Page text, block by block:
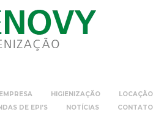
HIGIENIZAÇÃO
LOCAÇÃO
DE EPI’S
NOTÍCIAS CONTATO